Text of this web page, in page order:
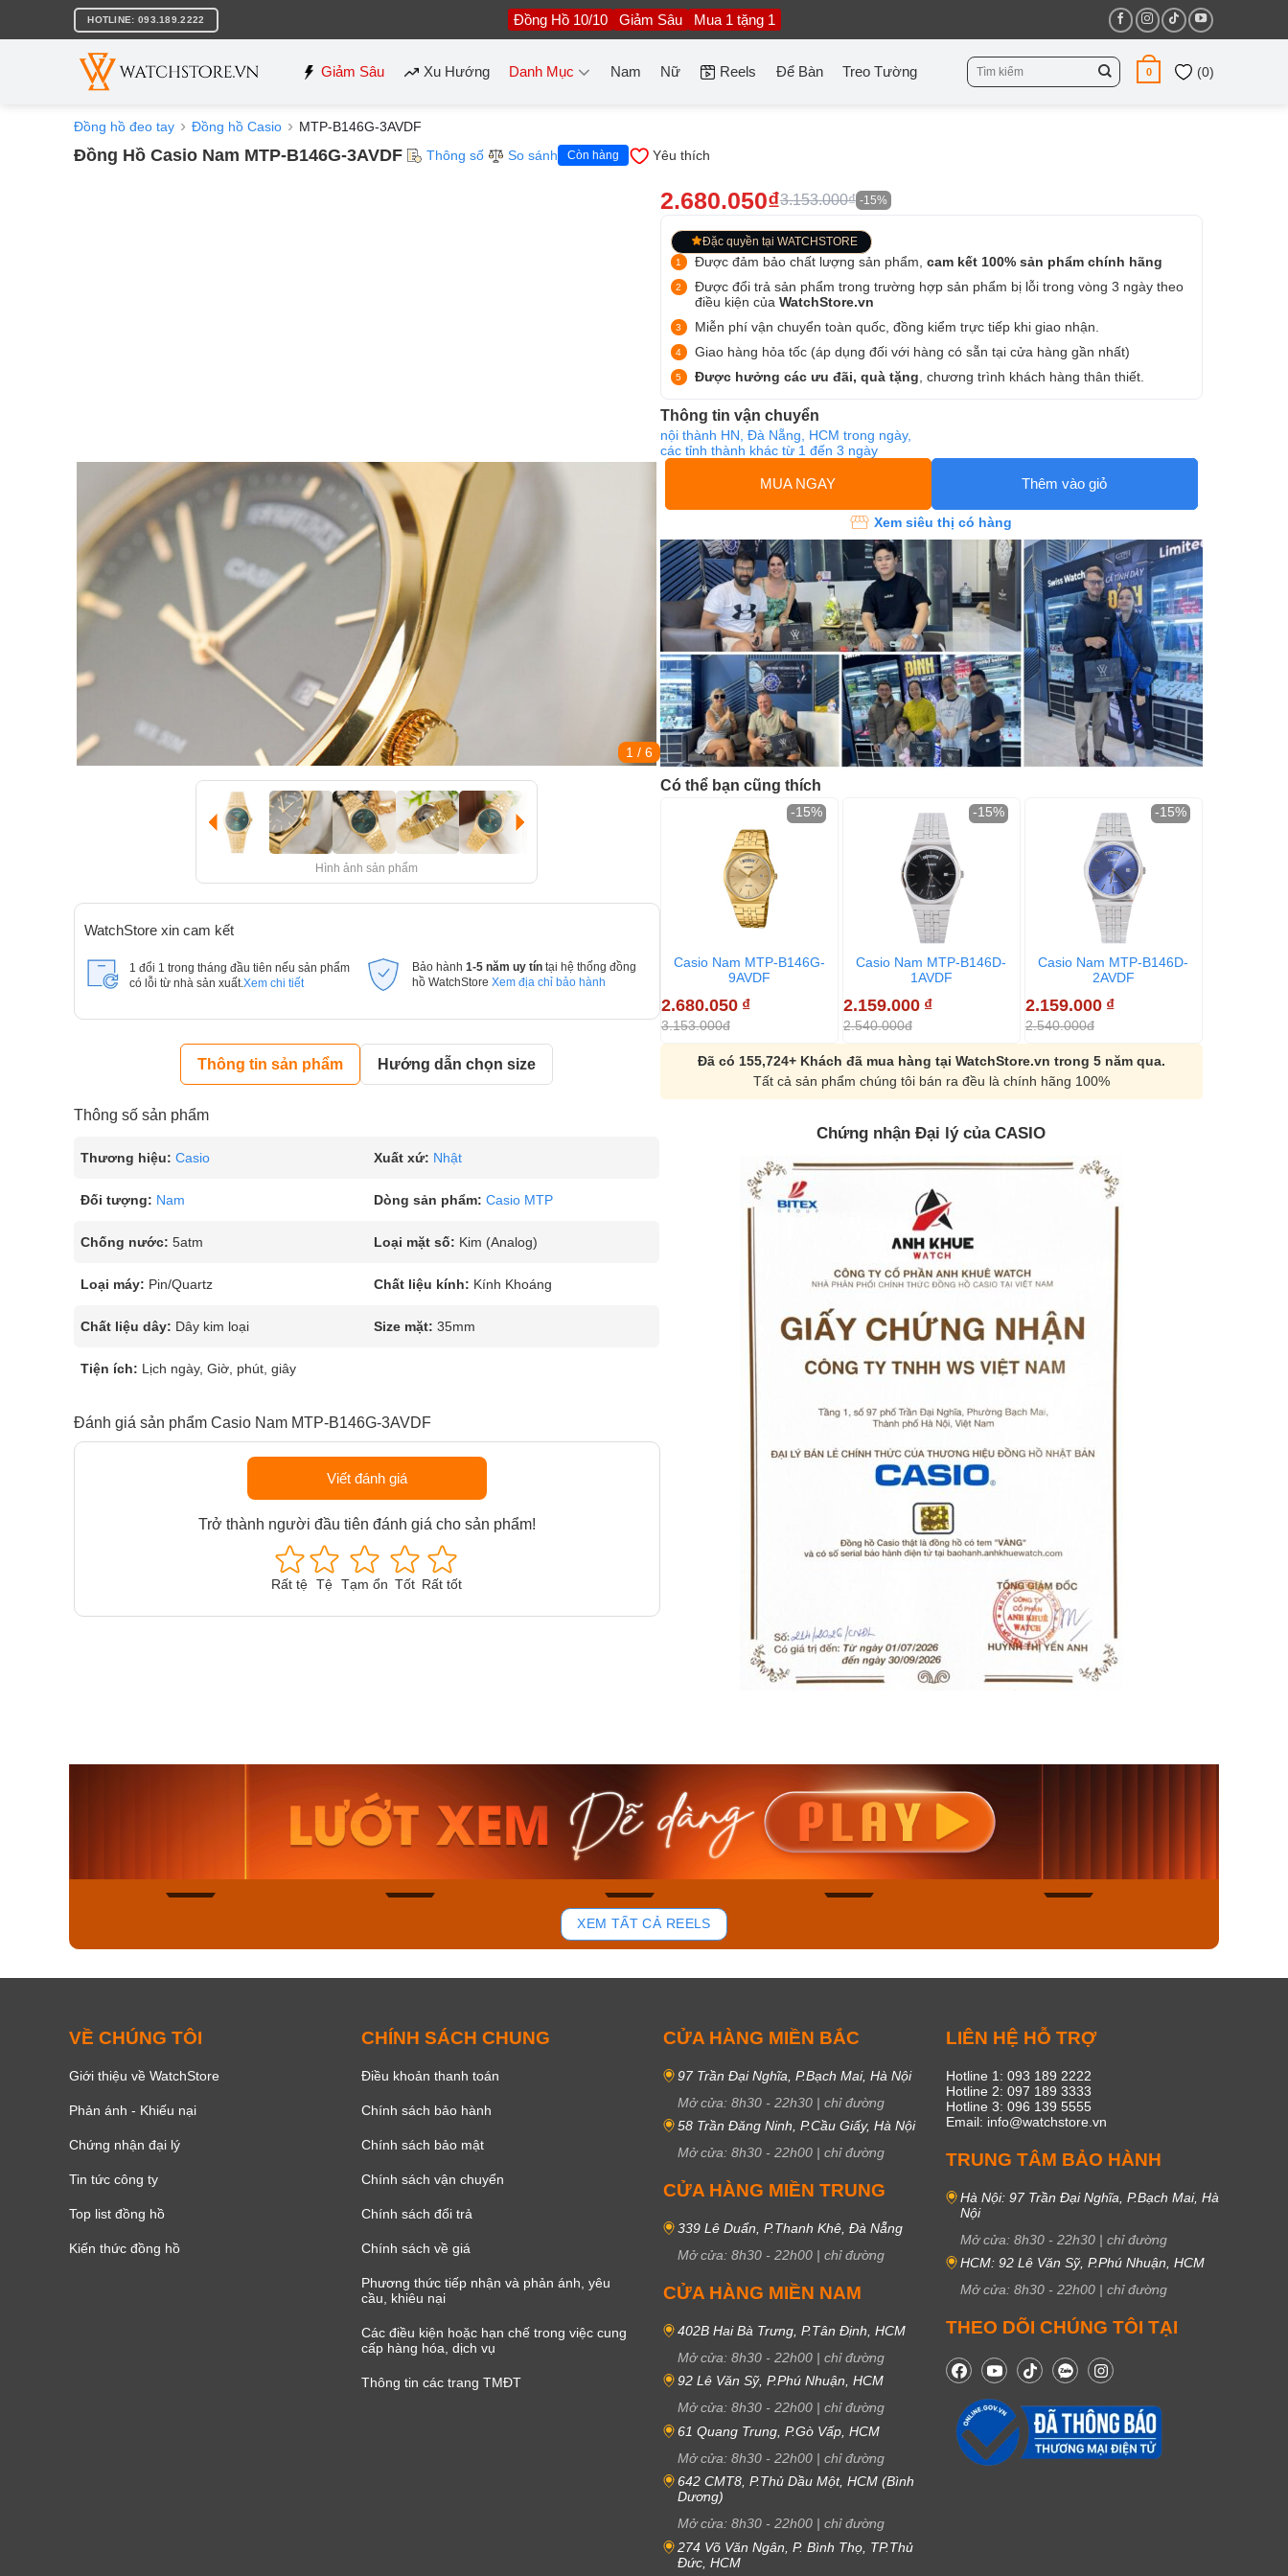
nội
HOTLINE: 093.189.2222 Đồng Hồ 10/10 Giảm Sâu Mua 1 tặng 1
Giảm Sâu Xu Hướng Danh Mục Nam Nữ Reels Để Bàn Treo Tường
Tìm
kiếm:
0 (0)
Đồng hồ đeo tay Đồng hồ Casio MTP-B146G-3AVDF
Đồng Hồ Casio Nam MTP-B146G-3AVDF Thông số So sánh Còn hàng Yêu thích
1 / 6
Hình ảnh sản phẩm
WatchStore xin cam kết
1 đổi 1 trong tháng đầu tiên nếu sản phẩm
có lỗi từ nhà sản xuất. Xem chi tiết
Bảo hành 1-5 năm uy tín tại hệ thống đồng
hồ WatchStore Xem địa chỉ bảo hành
Thông tin sản phẩm Hướng dẫn chọn size
Thông số sản phẩm
Thương hiệu: Casio Xuất xứ: Nhật
Đối tượng: Nam Dòng sản phẩm: Casio MTP
Chống nước: 5atm Loại mặt số: Kim (Analog)
Loại máy: Pin/Quartz Chất liệu kính: Kính Khoáng
Chất liệu dây: Dây kim loại Size mặt: 35mm
Tiện ích: Lịch ngày, Giờ, phút, giây
Đánh giá sản phẩm Casio Nam MTP-B146G-3AVDF
Viết đánh giá
Trở thành người đầu tiên đánh giá cho sản phẩm!
Rất tệ Tệ Tạm ổn Tốt Rất tốt
2.680.050₫3.153.000₫ -15%
Đặc quyền tại WATCHSTORE
Được đảm bảo chất lượng sản phẩm, cam kết 100% sản phẩm chính hãng
Được đổi trả sản phẩm trong trường hợp sản phẩm bị lỗi trong vòng 3 ngày theo
điều kiện của WatchStore.vn
Miễn phí vận chuyển toàn quốc, đồng kiểm trực tiếp khi giao nhận.
Giao hàng hỏa tốc (áp dụng đối với hàng có sẵn tại cửa hàng gần nhất)
Được hưởng các ưu đãi, quà tặng , chương trình khách hàng thân thiết.
Thông tin vận chuyển
nội thành HN, Đà Nẵng, HCM trong ngày,
các tỉnh thành khác từ 1 đến 3 ngày
MUA NGAY Thêm vào giỏ
Xem siêu thị có hàng
Có thể bạn cũng thích
Casio Nam MTP-B146G-
9AVDF
2.680.050 ₫
3.153.000đ
-15%
Casio Nam MTP-B146D-
1AVDF
2.159.000 ₫
2.540.000đ
-15%
Casio Nam MTP-B146D-
2AVDF
2.159.000 ₫
2.540.000đ
-15%
Đã có 155,724+ Khách đã mua hàng tại WatchStore.vn trong 5 năm qua.
Tất cả sản phẩm chúng tôi bán ra đều là chính hãng 100%
Chứng nhận Đại lý của CASIO
Casio Nam MTS-
115D-1AVDF
2.823.000₫
2.399.550₫
Mua ngay
45
Casio Nam MTS-
RS100L-1AVDF
4.276.000₫
3.634.600₫
Casio Unisex AQ-
230EL-1ADF
2.117.000₫
1.799.450₫
Mua ngay
XEM TẤT CẢ REELS
VỀ CHÚNG TÔI
Giới thiệu về WatchStore
Phản ánh - Khiếu nại
Chứng nhận đại lý
Tin tức công ty
Top list đồng hồ
Kiến thức đồng hồ
CHÍNH SÁCH CHUNG
Điều khoản thanh toán
Chính sách bảo hành
Chính sách bảo mật
Chính sách vận chuyển
Chính sách đổi trả
Chính sách về giá
Phương thức tiếp nhận và phản ánh, yêu
cầu, khiêu nại
Các điều kiện hoặc hạn chế trong việc cung
cấp hàng hóa, dịch vụ
Thông tin các trang TMĐT
CỬA HÀNG MIỀN BẮC
97 Trần Đại Nghĩa, P.Bạch Mai, Hà Nội
Mở cửa: 8h30 - 22h30 | chỉ đường
58 Trần Đăng Ninh, P.Cầu Giấy, Hà Nội
Mở cửa: 8h30 - 22h00 | chỉ đường
CỬA HÀNG MIỀN TRUNG
339 Lê Duẩn, P.Thanh Khê, Đà Nẵng
Mở cửa: 8h30 - 22h00 | chỉ đường
CỬA HÀNG MIỀN NAM
402B Hai Bà Trưng, P.Tân Định, HCM
Mở cửa: 8h30 - 22h00 | chỉ đường
92 Lê Văn Sỹ, P.Phú Nhuận, HCM
Mở cửa: 8h30 - 22h00 | chỉ đường
61 Quang Trung, P.Gò Vấp, HCM
Mở cửa: 8h30 - 22h00 | chỉ đường
642 CMT8, P.Thủ Dầu Một, HCM (Bình
Dương)
Mở cửa: 8h30 - 22h00 | chỉ đường
274 Võ Văn Ngân, P. Bình Thọ, TP.Thủ
Đức, HCM
LIÊN HỆ HỖ TRỢ
Hotline 1: 093 189 2222
Hotline 2: 097 189 3333
Hotline 3: 096 139 5555
Email: info@watchstore.vn
TRUNG TÂM BẢO HÀNH
Hà Nội: 97 Trần Đại Nghĩa, P.Bạch Mai, Hà
Nội
Mở cửa: 8h30 - 22h30 | chỉ đường
HCM: 92 Lê Văn Sỹ, P.Phú Nhuận, HCM
Mở cửa: 8h30 - 22h00 | chỉ đường
THEO DÕI CHÚNG TÔI TẠI